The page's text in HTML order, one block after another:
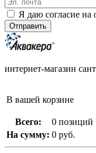
Я даю согласие на
интернет-магазин
В вашей корзине
Всего:
0 позиций
На сумму: 0 руб.